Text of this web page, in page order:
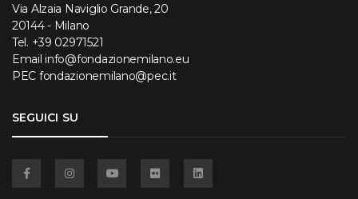
Via Alzaia Naviglio Grande, 20
20144 - Milano
Tel. +39 02971521
Email info@fondazionemilano.eu
PEC fondazionemilano@pec.it
SEGUICI SU